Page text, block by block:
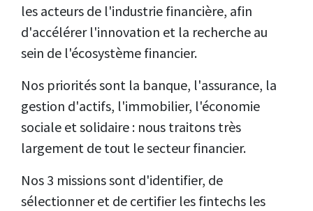
les acteurs de l'industrie financière, afin
d'accélérer l'innovation et la recherche au
sein de l'écosystème financier.
Nos priorités sont la banque, l'assurance, la
gestion d'actifs, l'immobilier, l'économie
sociale et solidaire : nous traitons très
largement de tout le secteur financier.
Nos 3 missions sont d'identifier, de
sélectionner et de certifier les fintechs les